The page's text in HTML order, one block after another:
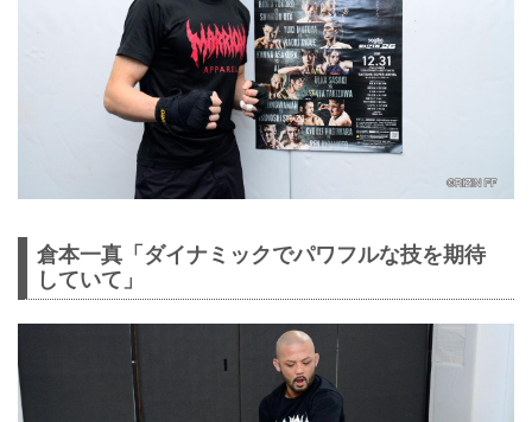
倉本一真「ダイナミックでパワフルな技を期待
していて」